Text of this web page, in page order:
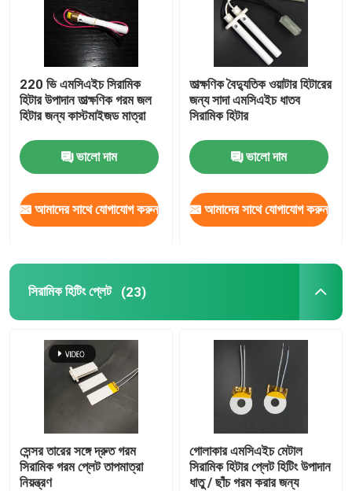
220 ভি এমসিএইচ সিরামিক
হিটার উপাদান তাত্ক্ষণিক গরম জল
হিটার জন্য কাস্টমাইজড মাত্রা
ভালো দাম
আমাদের সাথে যোগাযোগ করুন
তাত্ক্ষণিক বৈদ্যুতিক ওয়াটার হিটারের
জন্য সাদা এমসিএইচ ধাতব
সিরামিক হিটার
ভালো দাম
আমাদের সাথে যোগাযোগ করুন
সিরামিক হিটিং প্লেট (23)
সেন্সর তারের সঙ্গে দ্রুত গরম
সিরামিক গরম প্লেট তাপমাত্রা
নিয়ন্ত্রণ
গোলাকার এমসিএইচ মেটাল
সিরামিক হিটার প্লেট হিটিং উপাদান
ধাতু / ছাঁচ গরম করার জন্য